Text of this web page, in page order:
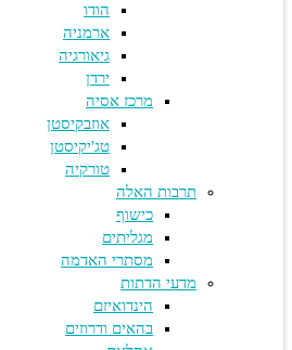
הודו
ארמניה
גיאורגיה
ירדן
מרכז אסיה
אוזבקיסטן
טג'יקיסטן
טורקיה
תרבות האלה
כישוף
מגליתים
מסתרי האדמה
מדעי הדתות
הינדואיזם
בהאים ודרוזים